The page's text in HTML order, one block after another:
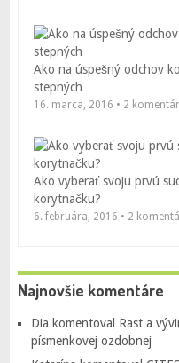
Ako na úspešný odchov
stepných
16. marca, 2016 • 2
Ako vyberať svoju prvú
korytnačku?
6. februára, 2016 • 2
Najnovšie komentáre
Dia komentoval Rast a
písmenkovej ozdobnej